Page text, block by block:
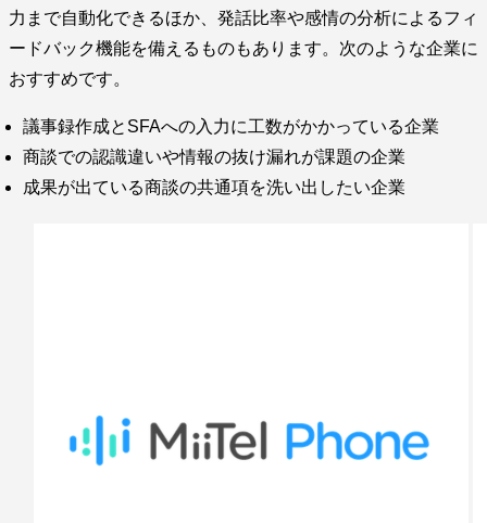
力まで自動化できるほか、発話比率や感情の分析によるフィ
ードバック機能を備えるものもあります。次のような企業に
おすすめです。
議事録作成とSFAへの入力に工数がかかっている企業
商談での認識違いや情報の抜け漏れが課題の企業
成果が出ている商談の共通項を洗い出したい企業